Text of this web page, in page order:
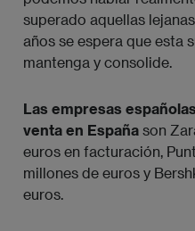
superado aquellas
años se espera que esta
mantenga y consolide.
Las empresas
venta en España son
euros en facturación,
millones de euros y
euros.